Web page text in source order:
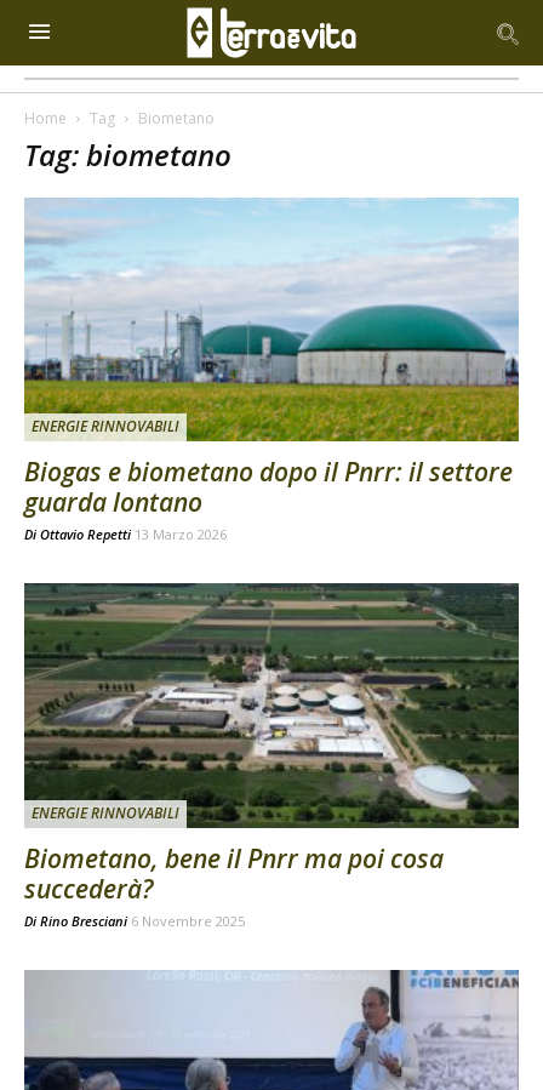
Home Tag Biometano
Tag: biometano
ENERGIE RINNOVABILI
Biogas e biometano dopo il Pnrr: il settore
guarda lontano
Di Ottavio Repetti 13 Marzo 2026
ENERGIE RINNOVABILI
Biometano, bene il Pnrr ma poi cosa
succederà?
Di Rino Bresciani 6 Novembre 2025